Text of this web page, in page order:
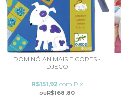
DOMINÓ ANIMAIS E CORES -
DJECO
R$168,80
R$151,92 com Pix